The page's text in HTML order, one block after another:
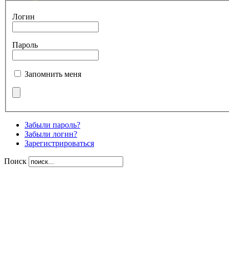
Логин
Пароль
Запомнить меня
Забыли пароль?
Забыли логин?
Зарегистрироваться
Поиск